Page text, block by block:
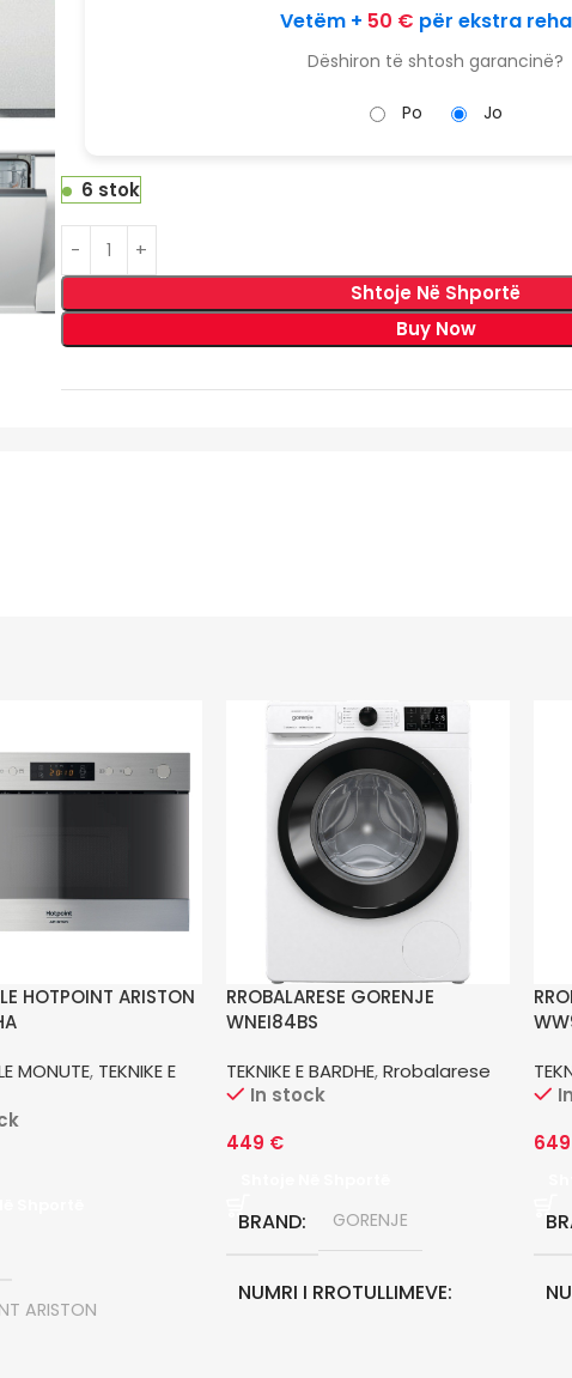
Vetëm + 50 € për ekstra
Dëshiron të shtosh garancinë?
Po Jo
6 stok
Shtoje Në Shportë
Buy Now
HOTPOINT ARISTON
MONUTE, TEKNIKE E
ARISTON
RROBALARESE GORENJE
WNEI84BS
TEKNIKE E BARDHE,Rrobalarese
In stock
449 €
BRAND GORENJE
NUMRI I RROTULLIMEVE
649